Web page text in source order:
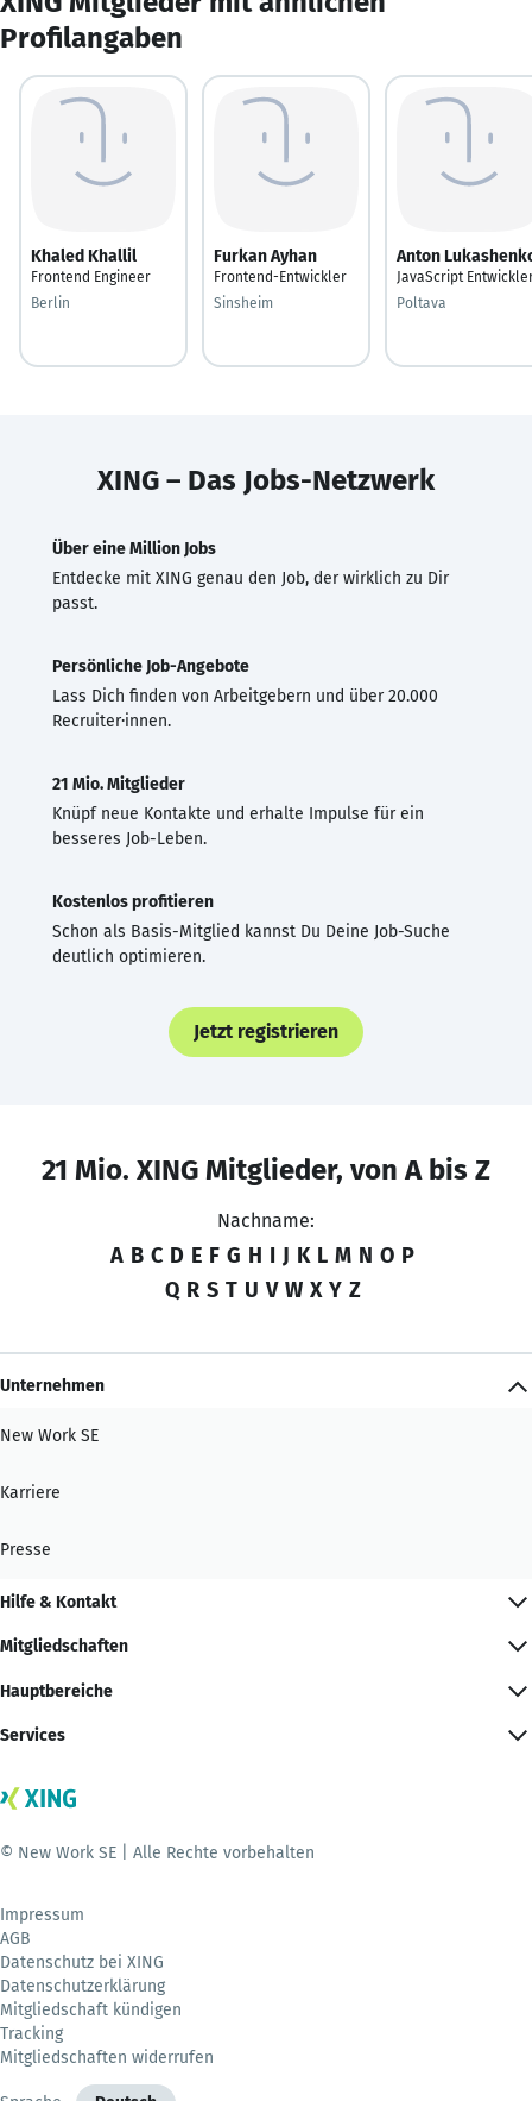
Profilangaben
Khaled Khallil
Frontend Engineer
Berlin
Furkan Ayhan
Frontend-Entwickler
Sinsheim
Anton
JavaScript
Poltava
XING – Das Jobs-Netzwerk
Über eine Million Jobs
Entdecke mit XING genau den Job, der wirklich zu Dir
passt.
Persönliche Job-Angebote
Lass Dich finden von Arbeitgebern und über 20.000
Recruiter·innen.
21 Mio. Mitglieder
Knüpf neue Kontakte und erhalte Impulse für ein
besseres Job-Leben.
Kostenlos profitieren
Schon als Basis-Mitglied kannst Du Deine Job-Suche
deutlich optimieren.
Jetzt registrieren
21 Mio. XING Mitglieder, von A bis Z
Nachname:
A B C D E F G H I J K L M N O P
Q R S T U V W X Y Z
Unternehmen
New Work SE
Karriere
Presse
Hilfe & Kontakt
Mitgliedschaften
Hauptbereiche
Services
© New Work SE | Alle Rechte vorbehalten
Impressum
AGB
Datenschutz bei XING
Datenschutzerklärung
Mitgliedschaft kündigen
Tracking
Mitgliedschaften widerrufen